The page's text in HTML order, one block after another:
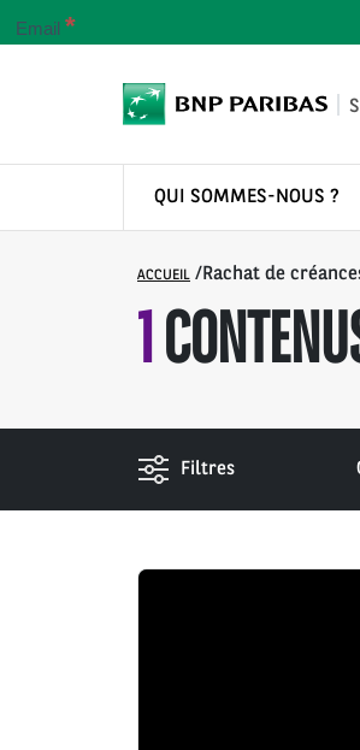
QUI SOMMES-NOUS ?
ACCUEIL /Rachat de
1
Filtres
Email *